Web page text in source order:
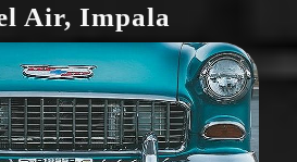
Air, Impala